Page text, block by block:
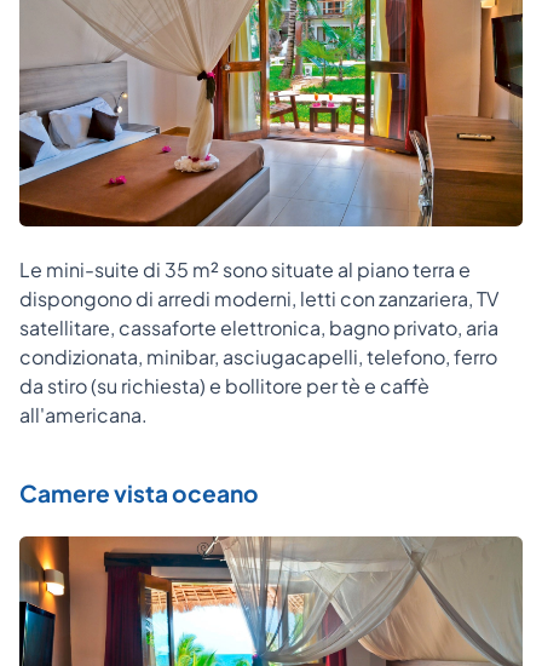
Le mini-suite di 35 m² sono situate al piano terra e
dispongono di arredi moderni, letti con zanzariera, TV
satellitare, cassaforte elettronica, bagno privato, aria
condizionata, minibar, asciugacapelli, telefono, ferro
da stiro (su richiesta) e bollitore per tè e caffè
all'americana.
Camere vista oceano